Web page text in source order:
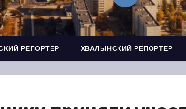
РЕПОРТЕР ХВАЛЫНСКИЙ РЕПОРТЕР